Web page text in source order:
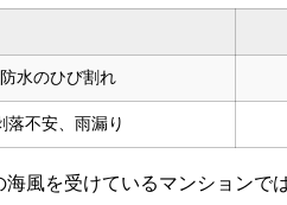
水のひび割れ
落不安、雨漏り
風を受けているマンション